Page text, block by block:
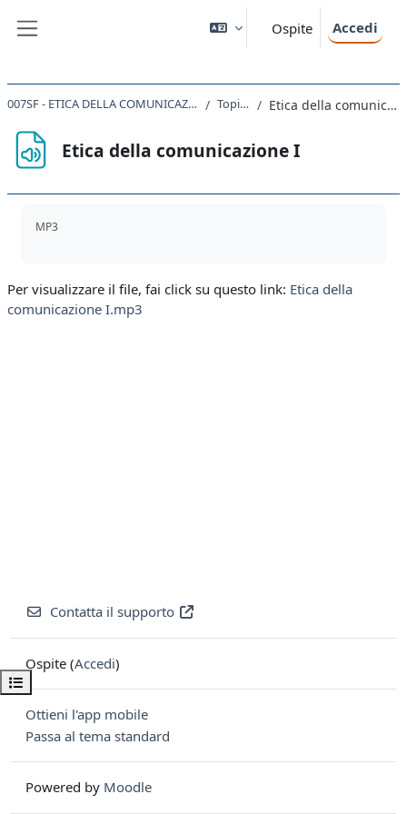
Ospite Accedi
Apri indice del corso
007SF - ETICA DELLA COMUNICAZIONE 2019 Topic 19 Etica della comunicazione I
Etica della comunicazione I
MP3
Per visualizzare il file, fai click su questo link: Etica della
comunicazione I.mp3
Contatta il supporto
Ospite (Accedi)
Ottieni l'app mobile
Passa al tema standard
Powered by Moodle